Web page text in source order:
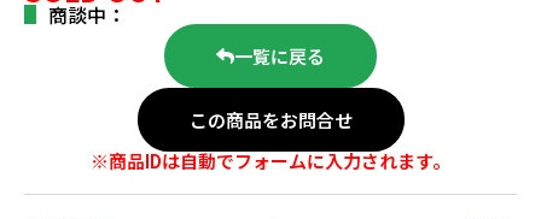
商談中：
一覧に戻る
この商品をお問合せ
※商品IDは自動でフォームに入力されます。